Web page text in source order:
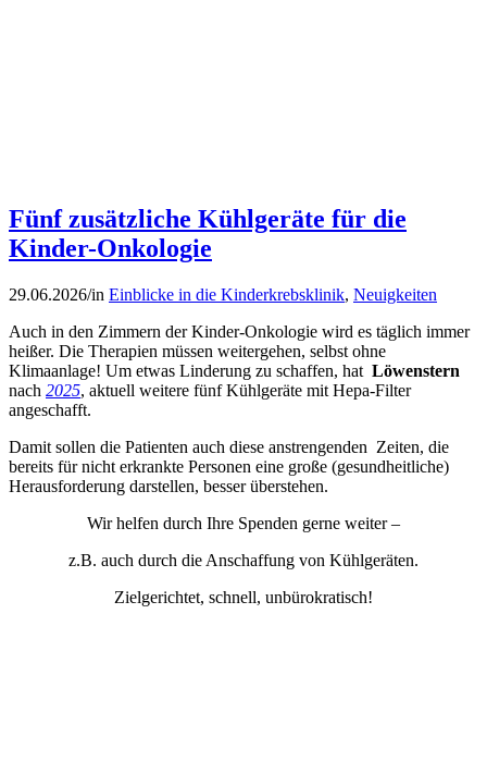
Fünf zusätzliche Kühlgeräte für die
Kinder-Onkologie
29.06.2026/in Einblicke in die Kinderkrebsklinik, Neuigkeiten
Auch in den Zimmern der Kinder-Onkologie wird es täglich immer
heißer. Die Therapien müssen weitergehen, selbst ohne
Klimaanlage! Um etwas Linderung zu schaffen, hat Löwenstern
nach 2025, aktuell weitere fünf Kühlgeräte mit Hepa-Filter
angeschafft.
Damit sollen die Patienten auch diese anstrengenden Zeiten, die
bereits für nicht erkrankte Personen eine große (gesundheitliche)
Herausforderung darstellen, besser überstehen.
Wir helfen durch Ihre Spenden gerne weiter –
z.B. auch durch die Anschaffung von Kühlgeräten.
Zielgerichtet, schnell, unbürokratisch!